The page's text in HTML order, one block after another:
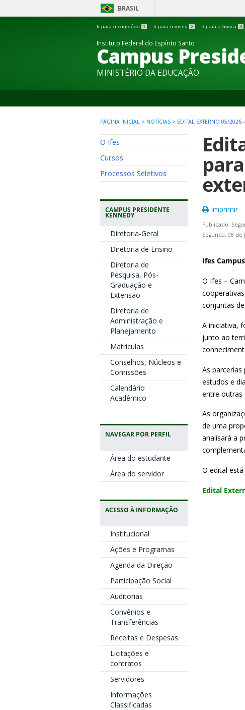
BRASIL
Ir para o conteúdo 1 Ir para o menu 2 Ir para a busca 3
Instituto Federal do Espírito Santo
Campus
MINISTÉRIO DA EDUCAÇÃO
PÁGINA INICIAL > NOTÍCIAS > EDITAL EXTERNO 05/2026
O Ifes
Cursos
Processos Seletivos
CAMPUS PRESIDENTE
KENNEDY
Diretoria-Geral
Diretoria de Ensino
Diretoria de
Pesquisa, Pós-
Graduação e
Extensão
Diretoria de
Administração e
Planejamento
Matrículas
Conselhos, Núcleos e
Comissões
Calendário
Acadêmico
NAVEGAR POR PERFIL
Área do estudante
Área do servidor
ACESSO À INFORMAÇÃO
Institucional
Ações e Programas
Agenda da Direção
Participação Social
Auditorias
Convênios e
Transferências
Receitas e Despesas
Licitações e
contratos
Servidores
Informações
Classificadas
Imprimir
Publicado:
Segunda, 08 de
Ifes
O Ifes –
conjuntas
A iniciativa,
junto ao
As
estudos e
entre outras
As
de uma
analisará a
O edital
Edital